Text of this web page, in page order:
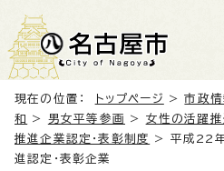
現在の位置： トップページ >市政情
和
> 男女平等参画 > 女性の活躍
推進企業認定・表彰制度
> 平成22
進認定・表彰企業